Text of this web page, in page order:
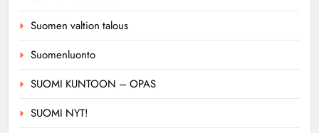
Suomen valtion talous
Suomenluonto
SUOMI KUNTOON – OPAS
SUOMI NYT!